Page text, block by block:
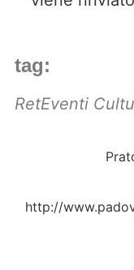
tag:
RetEventi
http://